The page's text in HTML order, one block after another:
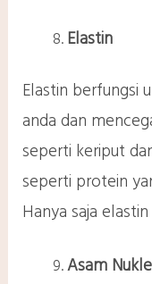
Elastin
Elastin berfungsi
anda dan
seperti keriput
seperti protein
Hanya saja
Asam